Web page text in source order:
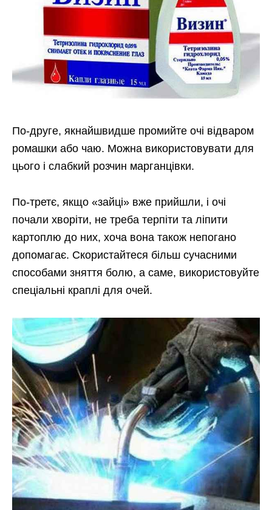
По-друге, якнайшвидше промийте очі відваром
ромашки або чаю. Можна використовувати для
цього і слабкий розчин марганцівки.
По-третє, якщо «зайці» вже прийшли, і очі
почали хворіти, не треба терпіти та ліпити
картоплю до них, хоча вона також непогано
допомагає. Скористайтеся більш сучасними
способами зняття болю, а саме, використовуйте
спеціальні краплі для очей.